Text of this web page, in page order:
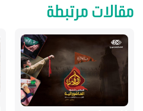
مقالات مرتبطة